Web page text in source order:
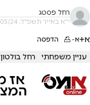
רחל פסטג
י"א באייר תשפ"ד, 19/05/24 09:53
א+א- הדפסה
עניין משפחתי רחל בולטון